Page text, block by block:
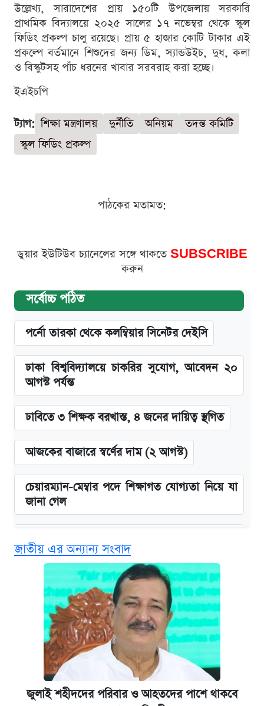
উল্লেখ্য, সারাদেশের প্রায় ১৫০টি উপজেলায় সরকারি
প্রাথমিক বিদ্যালয়ে ২০২৫ সালের ১৭ নভেম্বর থেকে স্কুল
ফিডিং প্রকল্প চালু রয়েছে। প্রায় ৫ হাজার কোটি টাকার এই
প্রকল্পে বর্তমানে শিশুদের জন্য ডিম, স্যান্ডউইচ, দুধ, কলা
ও বিস্কুটসহ পাঁচ ধরনের খাবার সরবরাহ করা হচ্ছে।
ইএইচপি
ট্যাগ: শিক্ষা মন্ত্রণালয় দুর্নীতি অনিয়ম
তদন্ত কমিটি
স্কুল ফিডিং প্রকল্প
পাঠকের মতামত:
ডুয়ার ইউটিউব চ্যানেলের সঙ্গে থাকতে SUBSCRIBE
করুন
সর্বোচ্চ পঠিত
পর্নো তারকা থেকে কলম্বিয়ার সিনেটর দেইসি
ঢাকা বিশ্ববিদ্যালয়ে চাকরির সুযোগ, আবেদন ২০
আগস্ট পর্যন্ত
ঢাবিতে ৩ শিক্ষক বরখাস্ত, ৪ জনের দায়িত্ব স্থগিত
আজকের বাজারে স্বর্ণের দাম (২ আগস্ট)
চেয়ারম্যান-মেম্বার পদে শিক্ষাগত যোগ্যতা নিয়ে যা
জানা গেল
ভাতা
ঢাবির সূর্যসেন হলে সমকামিতার অভিযোগে দুইজন
আটক
দেশের বাজারে ফের বেড়েছে সোনার দাম
‘গুলশানের চামেলি’ তে যৌনকর্মীর দালাল অ্যাডলফ
জাতীয় এর অন্যান্য সংবাদ
জুলাই শহীদদের পরিবার ও আহতদের পাশে থাকবে